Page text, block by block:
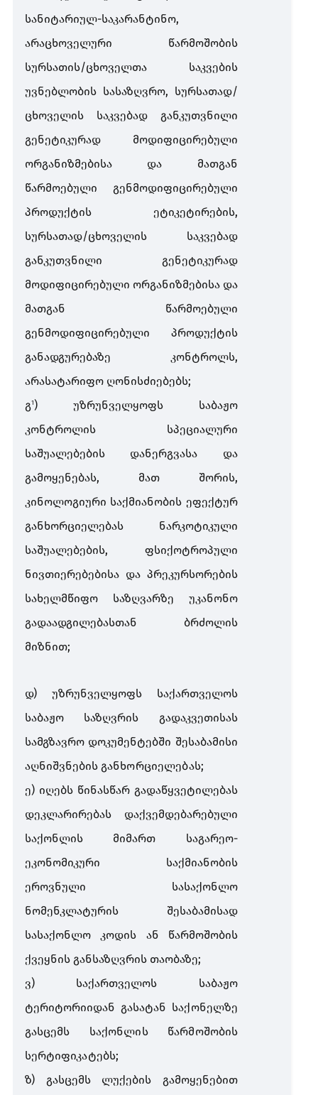
სანიტარიულ-საკარანტინო,
არაცხოველური
წარმოშობის
სურსათის/ცხოველთა
საკვების
უვნებლობის სასაზღვრო, სურსათად/
ცხოველის
საკვებად
განკუთვნილი
გენეტიკურად
მოდიფიცირებული
ორგანიზმებისა
და
მათგან
წარმოებული
გენმოდიფიცირებული
პროდუქტის
ეტიკეტირების,
სურსათად/ცხოველის
საკვებად
განკუთვნილი
გენეტიკურად
მოდიფიცირებული ორგანიზმებისა და
მათგან
წარმოებული
გენმოდიფიცირებული
პროდუქტის
განადგურებაზე
კონტროლს,
არასატარიფო ღონისძიებებს;
გ​1 ) უზრუნველყოფს
საბაჟო
კონტროლის
სპეციალური
საშუალებების
დანერგვასა
და
გამოყენებას, მათ შორის,
კინოლოგიური საქმიანობის ეფექტურ
განხორციელებას
ნარკოტიკული
საშუალებების, ფსიქოტროპული
ნივთიერებებისა და პრეკურსორების
სახელმწიფო
საზღვარზე
უკანონო
გადაადგილებასთან
ბრძოლის
მიზნით;
დ) უზრუნველყოფს
საქართველოს
საბაჟო
საზღვრის
გადაკვეთისას
სამგზავრო დოკუმენტებში შესაბამისი
აღნიშვნების განხორციელებას;
ე) იღებს წინასწარ გადაწყვეტილებას
დეკლარირებას
დაქვემდებარებული
საქონლის
მიმართ საგარეო-
ეკონომიკური
საქმიანობის
ეროვნული
სასაქონლო
ნომენკლატურის
შესაბამისად
სასაქონლო
კოდის ან
წარმოშობის
ქვეყნის განსაზღვრის თაობაზე;
ვ) საქართველოს
საბაჟო
ტერიტორიიდან გასატან საქონელზე
გასცემს
საქონლის
წარმოშობის
სერტიფიკატებს;
ზ) გასცემს ლუქების
გამოყენებით